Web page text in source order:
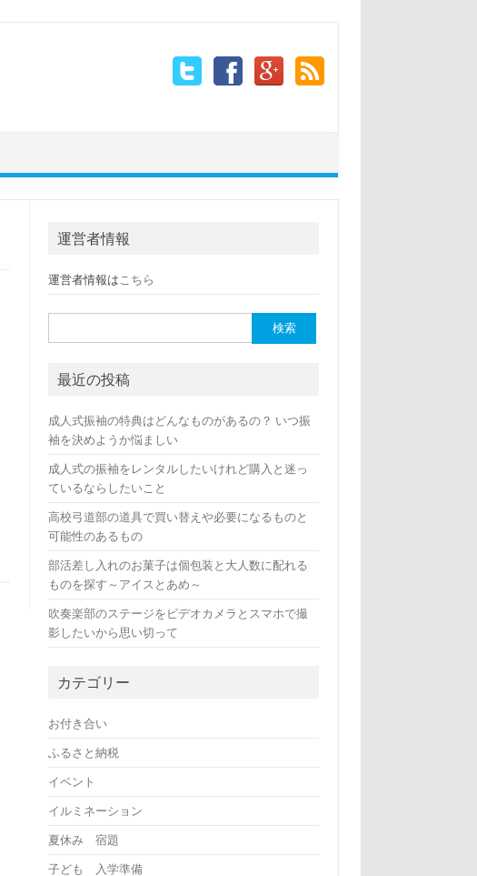
運営者情報
運営者情報は こちら
最近の投稿
成人式振袖の特典はどんなものがあるの？ いつ振
袖を決めようか悩ましい
成人式の振袖をレンタルしたいけれど購入と迷っ
ているならしたいこと
高校弓道部の道具で買い替えや必要になるものと
可能性のあるもの
部活差し入れのお菓子は個包装と大人数に配れる
ものを探す～アイスとあめ～
吹奏楽部のステージをビデオカメラとスマホで撮
影したいから思い切って
カテゴリー
お付き合い
ふるさと納税
イベント
イルミネーション
夏休み 宿題
子ども 入学準備